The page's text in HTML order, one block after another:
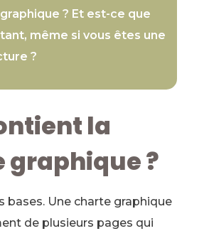
? Et est-ce que
même si vous êtes une
?
la
graphique ?
bases. Une charte graphique
de plusieurs pages qui